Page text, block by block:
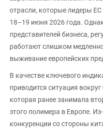
отрасли, которые лидеры
18–19 июня 2026 года.
представителей бизнеса,
работают слишком
выживание европейских
В качестве ключевого
приводится ситуация
которая ранее занимала
этого полимера в Европе.
конкуренции со стороны